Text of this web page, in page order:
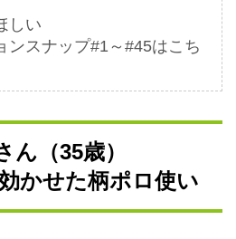
しい
ンスナップ#1～#45はこち
ん（35歳）
かせた柄ポロ使い